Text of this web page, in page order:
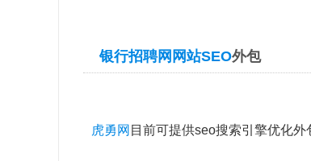
银行招聘网网站SEO外包
虎勇网 目前可提供seo搜索引擎优化